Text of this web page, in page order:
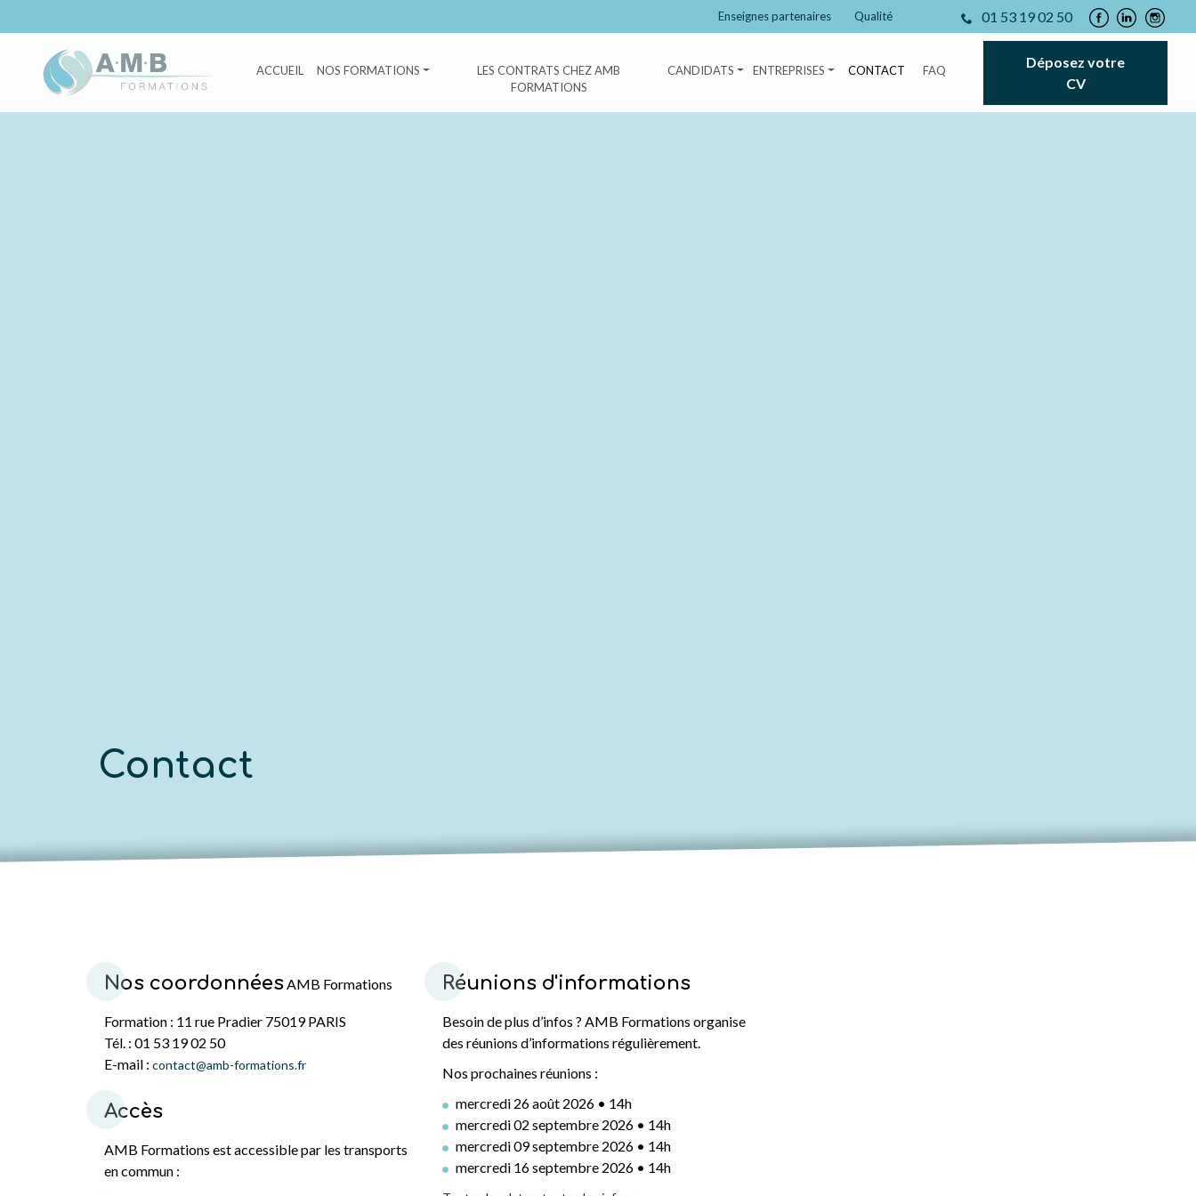
Enseignes partenaires Qualité 01 53 19 02 50
Contact
ACCUEIL NOS FORMATIONS
LES CONTRATS CHEZ AMB
FORMATIONS
CANDIDATS ENTREPRISES CONTACT FAQ
Déposez votre
CV
Nos coordonnées AMB Formations
Formation : 11 rue Pradier 75019 PARIS
Tél. : 01 53 19 02 50
E-mail : contact@amb-formations.fr
Accès
AMB Formations est accessible par les transports
en commun :
Réunions d'informations
Besoin de plus d’infos ? AMB Formations organise
des réunions d’informations régulièrement.
Nos prochaines réunions :
mercredi 26 août 2026 • 14h
mercredi 02 septembre 2026 • 14h
mercredi 09 septembre 2026 • 14h
mercredi 16 septembre 2026 • 14h